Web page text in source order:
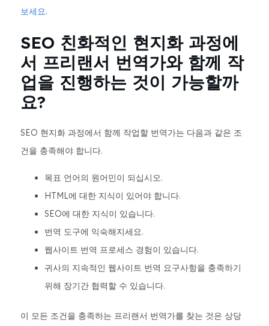
보세요.
SEO 친화적인 현지화 과정에
서 프리랜서 번역가와 함께 작
업을 진행하는 것이 가능할까
요?
SEO 현지화 과정에서 함께 작업할 번역가는 다음과 같은 조
건을 충족해야 합니다.
목표 언어의 원어민이 되십시오.
HTML에 대한 지식이 있어야 합니다.
SEO에 대한 지식이 있습니다.
번역 도구에 익숙해지세요.
웹사이트 번역 프로세스 경험이 있습니다.
귀사의 지속적인 웹사이트 번역 요구사항을 충족하기
위해 장기간 협력할 수 있습니다.
이 모든 조건을 충족하는 프리랜서 번역가를 찾는 것은 상당